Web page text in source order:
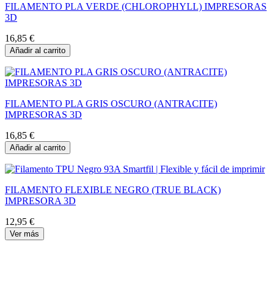
FILAMENTO PLA VERDE (CHLOROPHYLL) IMPRESORAS
3D
16,85 €
Añadir al carrito
FILAMENTO PLA GRIS OSCURO (ANTRACITE)
IMPRESORAS 3D
16,85 €
Añadir al carrito
FILAMENTO FLEXIBLE NEGRO (TRUE BLACK)
IMPRESORA 3D
12,95 €
Ver más